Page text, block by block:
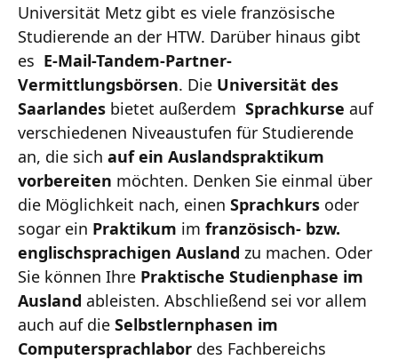
Universität Metz gibt es viele französische
Studierende an der HTW. Darüber hinaus gibt
es E-Mail-Tandem-Partner-
Vermittlungsbörsen. Die Universität des
Saarlandes bietet außerdem Sprachkurse auf
verschiedenen Niveaustufen für Studierende
an, die sich auf ein Auslandspraktikum
vorbereiten möchten. Denken Sie einmal über
die Möglichkeit nach, einen Sprachkurs oder
sogar ein Praktikum im französisch- bzw.
englischsprachigen Ausland zu machen. Oder
Sie können Ihre Praktische Studienphase im
Ausland ableisten. Abschließend sei vor allem
auch auf die Selbstlernphasen im
Computersprachlabor des Fachbereichs